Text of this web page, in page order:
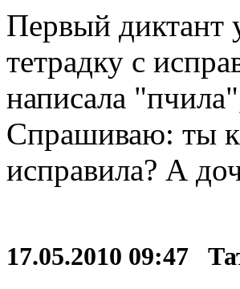
Первый диктант
тетрадку с
написала
Спрашиваю: ты
исправила? А
17.05.2010 09:47